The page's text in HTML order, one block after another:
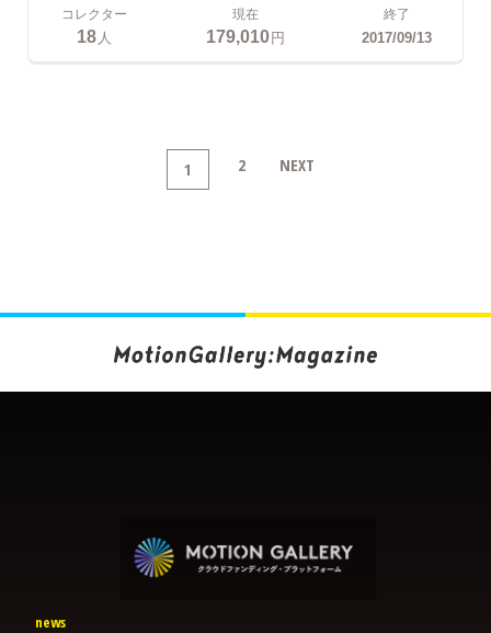
コレクター
18 人
現在
179,010円
終了
2017/09/13
1 2 NEXT
news